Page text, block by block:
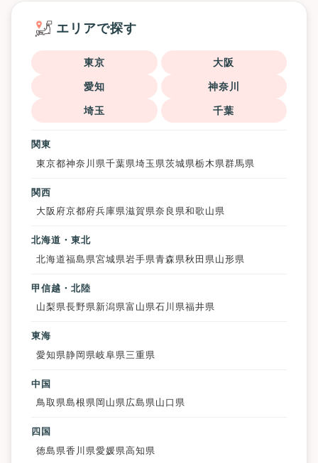
エリアで探す
東京 大阪
愛知 神奈川
埼玉 千葉
関東
東京都神奈川県千葉県埼玉県茨城県栃木県群馬県
関西
大阪府京都府兵庫県滋賀県奈良県和歌山県
北海道・東北
北海道福島県宮城県岩手県青森県秋田県 山形県
甲信越・北陸
山梨県長野県新潟県富山県石川県福井県
東海
愛知県静岡県岐阜県 三重県
中国
鳥取県島根県 岡山県広島県山口県
四国
徳島県香川県愛媛県高知県